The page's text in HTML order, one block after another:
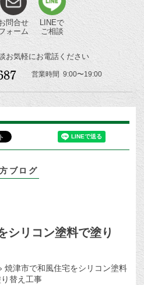
問合せ
ォーム
LINEで
ご相談
お気軽にお電話ください
営業時間 9:00〜19:00
ブログ
シリコン塗料で塗り
› 焼津市で和風住宅をシリコン塗料
替え工事